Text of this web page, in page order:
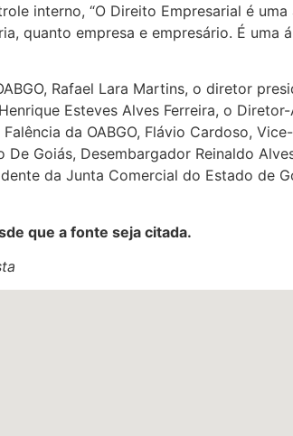
interno, “O Direito Empresarial é
quanto empresa e empresário. É uma
Rafael Lara Martins, o diretor
Esteves Alves Ferreira, o
da OABGO, Flávio Cardoso,
Goiás, Desembargador Reinaldo
da Junta Comercial do Estado de
que a fonte seja citada.